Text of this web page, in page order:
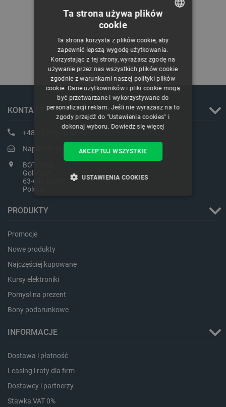
KONTAKT
+48 62 593 10 54
Napisz do nas
BOTLAND
Gola 25A
63-640 Bralin
Polska
PRODUKTY
Promocje
Nowe produkty
Najczęściej kupowane
Kursy elektroniki
Pomysł na prezent
Bony podarunkowe
INFORMACJE
Dostawa i płatność
Leasing i raty dla firm
Dostawcy i partnerzy
Stawka VAT 0%
CZECH
ENGLISH
GERMAN
Ta strona używa plików
cookie
Ta strona korzysta z plików cookie, aby
zapewnić lepszą wygodę użytkowania.
Korzystając z tej strony, wyrażasz zgodę na
używanie przez nas wszystkich plików cookie
zgodnie z warunkami naszej polityki plików
cookie. Dane użytkowników i pliki cookie mogą
być przetwarzane i wykorzystywane do
personalizacji reklam. Jeśli nie wyrażasz na to
zgody przejdź do "Ustawienia cookies" i
dokonaj wyboru. Dowiedz się więcej
AKCEPTUJ WSZYSTKIE
USTAWIENIA COOKIES
Niezbędne
Niezbędne pliki cookie umożliwiają korzystanie z
podstawowych funkcji strony internetowej, takich
Bez niezbędnych plików cookie nie można
prawidłowo korzystać ze strony internetowej.
PrestaShop-[abcdef0123456789]{32}